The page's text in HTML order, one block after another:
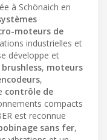
à Schönaich en
moteurs de
industrielles et
développe et
, moteurs
,
contrôle de
compacts
est reconnue
sans fer,